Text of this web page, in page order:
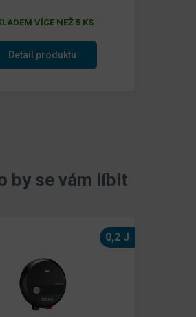
VÍCE NEŽ 5 KS
Detail produktu
by se vám líbit
0,2 J